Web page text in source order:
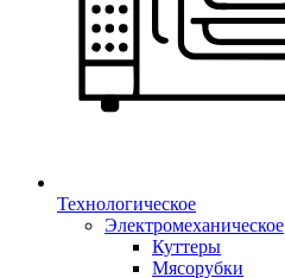
Технологическое
Электромеханическое
Куттеры
Мясорубки